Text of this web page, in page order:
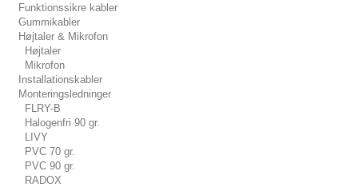
Funktionssikre kabler
Gummikabler
Højtaler & Mikrofon
Højtaler
Mikrofon
Installationskabler
Monteringsledninger
FLRY-B
Halogenfri 90 gr.
LIVY
PVC 70 gr.
PVC 90 gr.
RADOX